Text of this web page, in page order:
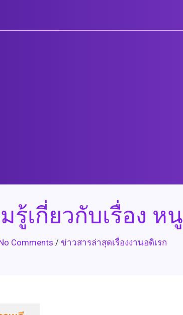
รู้เกี่ยวกับเรื่อง หนู
Comments / ข่าวสารล่าสุดเรื่องงานอดิเรก